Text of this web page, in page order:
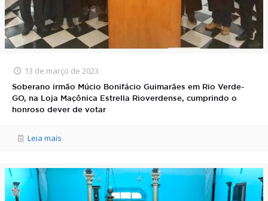
13 de março de 2023
Soberano irmão Múcio Bonifácio Guimarães em Rio Verde-
GO, na Loja Maçônica Estrella Rioverdense, cumprindo o
honroso dever de votar
Leia mais